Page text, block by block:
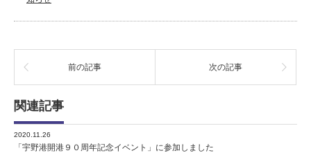
前の記事 次の記事
関連記事
2020.11.26
「宇野港開港９０周年記念イベント」に参加しました